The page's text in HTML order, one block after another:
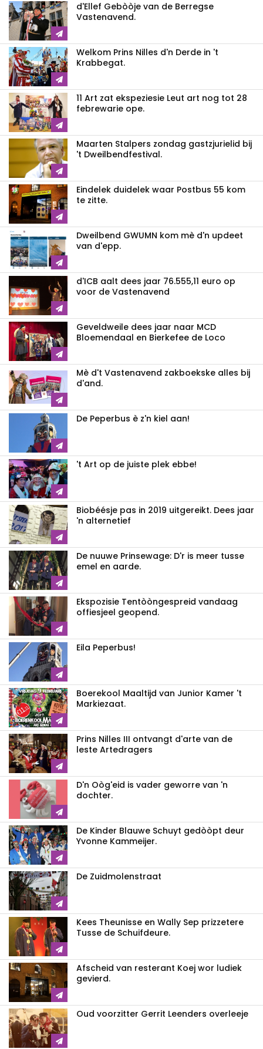
d'Ellef Gebòòje van de Berregse
Vastenavend.
Welkom Prins Nilles d'n Derde in 't
Krabbegat.
11 Art zat ekspeziesie Leut art nog tot 28
febrewarie ope.
Maarten Stalpers zondag gastzjurielid bij
't Dweilbendfestival.
Eindelek duidelek waar Postbus 55 kom
te zitte.
Dweilbend GWUMN kom mè d'n updeet
van d'epp.
d'ICB aalt dees jaar 76.555,11 euro op
voor de Vastenavend
Geveldweile dees jaar naar MCD
Bloemendaal en Bierkefee de Loco
Mè d't Vastenavend zakboekske alles bij
d'and.
De Peperbus è z'n kiel aan!
't Art op de juiste plek ebbe!
Biobéésje pas in 2019 uitgereikt. Dees jaar
'n alternetief
De nuuwe Prinsewage: D'r is meer tusse
emel en aarde.
Ekspozisie Tentòòngespreid vandaag
offiesjeel geopend.
Eila Peperbus!
Boerekool Maaltijd van Junior Kamer 't
Markiezaat.
Prins Nilles III ontvangt d'arte van de
leste Artedragers
D'n Oòg'eid is vader geworre van 'n
dochter.
De Kinder Blauwe Schuyt gedòòpt deur
Yvonne Kammeijer.
De Zuidmolenstraat
Kees Theunisse en Wally Sep prizzetere
Tusse de Schuifdeure.
Afscheid van resterant Koej wor ludiek
gevierd.
Oud voorzitter Gerrit Leenders overleeje